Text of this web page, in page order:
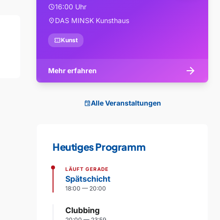
schedule16:00 Uhr
location_onDAS MINSK Kunsthaus
confirmation_numberKunst
Mehr erfahren arrow_forward
eventAlle Veranstaltungen
Heutiges Programm
LÄUFT GERADE
Spätschicht
18:00 — 20:00
Clubbing